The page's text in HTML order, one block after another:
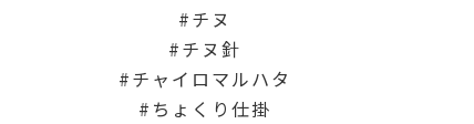
チヌ
チヌ針
チャイロマルハタ
ちょくり仕掛